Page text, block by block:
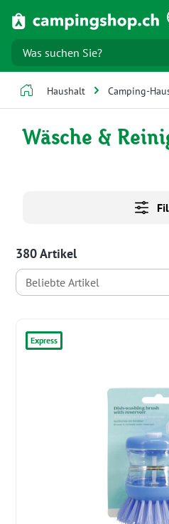
Zum Hauptinhalt springen
Haushalt Camping-
Wäsche &
380 Artikel
Express